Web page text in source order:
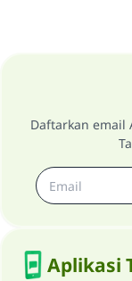
Daftarkan
Aplikasi